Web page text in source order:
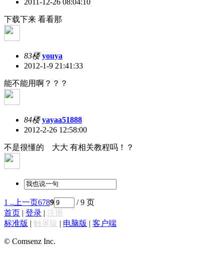
下载下来 看看那
83楼 youya
2012-1-9 21:41:33
能不能用啊？？？
84楼 yayaa51888
2012-2-26 12:58:00
不是很懂的 大大 有相关教程吗！？
1 .. 上一页6789
/ 9 页
首页 | 登录 | 注册
标准版 | 触屏版 | 电脑版 | 客户端
© Comsenz Inc.